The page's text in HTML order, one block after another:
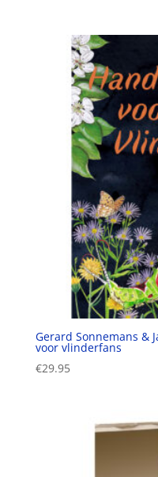
Gerard Sonnemans &
voor vlinderfans
€29.95